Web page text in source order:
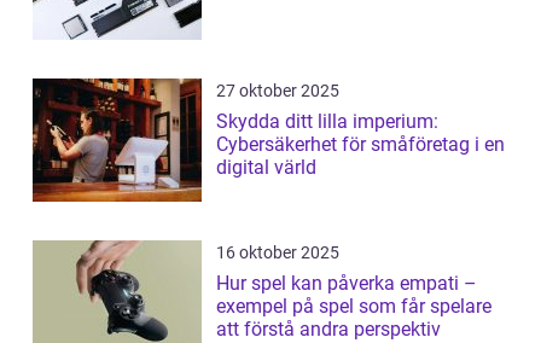
27 oktober 2025
Skydda ditt lilla imperium:
Cybersäkerhet för småföretag i en
digital värld
16 oktober 2025
Hur spel kan påverka empati –
exempel på spel som får spelare
att förstå andra perspektiv